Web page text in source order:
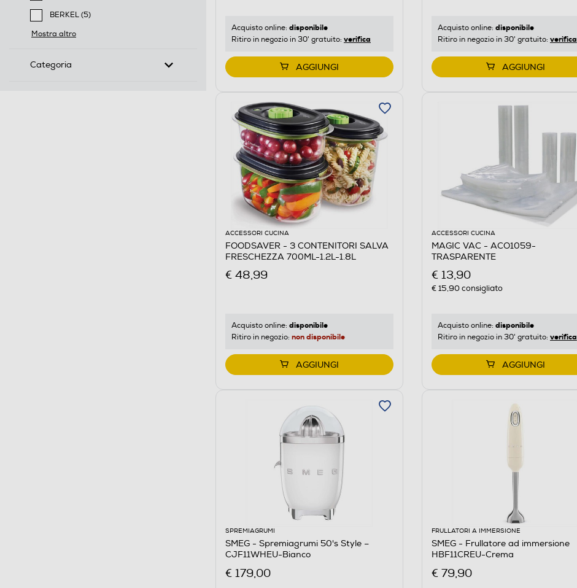
Filtra per Marca: BEKO
BERKEL (5)
Filtra per Marca: BERKEL
Mostra altro
Categoria
Acquisto online: disponibile
Ritiro in negozio in 30' gratuito: verifica
AGGIUNGI
Acquisto online: disponibile
Ritiro in negozio in 30' gratuito: verifica
AGGIUNGI
ACCESSORI CUCINA
FOODSAVER - 3 CONTENITORI SALVA
FRESCHEZZA 700ML-1.2L-1.8L
€ 48,99
Acquisto online: disponibile
Ritiro in negozio: non disponibile
AGGIUNGI
ACCESSORI CUCINA
MAGIC VAC - ACO1059-
TRASPARENTE
€ 13,90
€ 15,90consigliato
Acquisto online: disponibile
Ritiro in negozio in 30' gratuito: verifica
AGGIUNGI
SPREMIAGRUMI
SMEG - Spremiagrumi 50's Style –
CJF11WHEU-Bianco
€ 179,00
FRULLATORI A IMMERSIONE
SMEG - Frullatore ad immersione
HBF11CREU-Crema
€ 79,90